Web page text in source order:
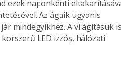
ezek naponkénti
Az ágaik ugyanis
mindegyikhez. A világításuk is
LED izzós, hálózati